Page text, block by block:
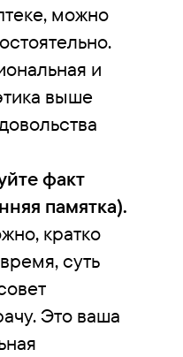
можно
и
выше
факт
памятка).
кратко
суть
Это ваша